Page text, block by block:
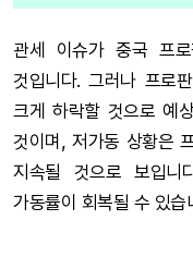
관세 이슈가 중국 프
것입니다. 그러나 프로
크게 하락할 것으로 예
것이며, 저가동 상황은
지속될 것으로 보입니
가동률이 회복될 수 있습